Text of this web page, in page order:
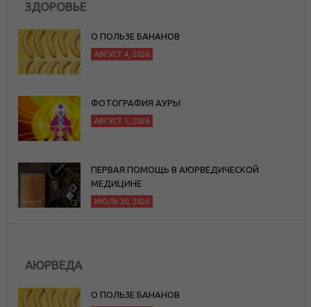
ЗДОРОВЬЕ
О ПОЛЬЗЕ БАНАНОВ
АВГУСТ 4, 2026
ФОТОГРАФИЯ АУРЫ
АВГУСТ 1, 2026
ПЕРВАЯ ПОМОЩЬ В АЮРВЕДИЧЕСКОЙ
МЕДИЦИНЕ
ИЮЛЬ 30, 2026
АЮРВЕДА
О ПОЛЬЗЕ БАНАНОВ